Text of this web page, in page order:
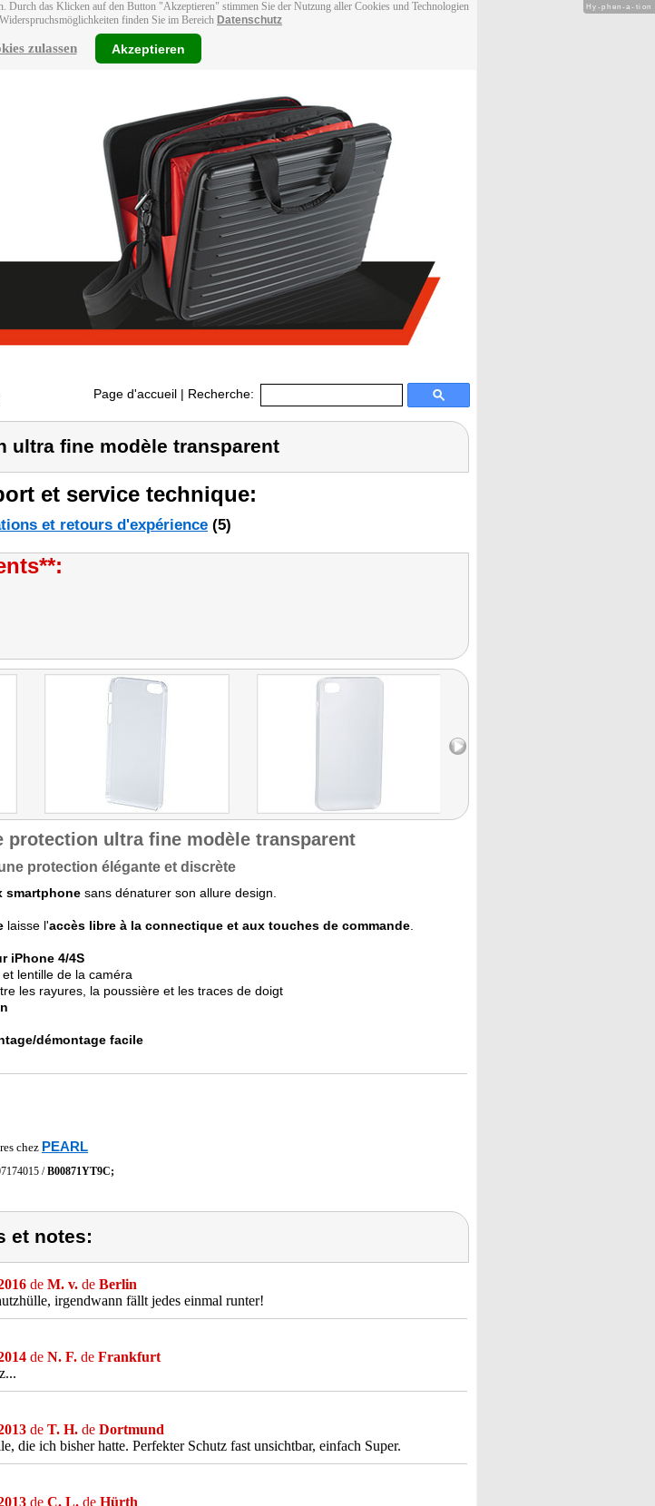
Durch das Klicken auf den Button "Akzeptieren" stimmen Sie der Nutzung aller Cookies und Technologien
finden Sie im Bereich Datenschutz
zulassen Akzeptieren
Page d'accueil | Recherche:
ultra fine modèle transparent
et service technique:
et retours d'expérience (5)
protection ultra fine modèle transparent
protection élégante et discrète
smartphone sans dénaturer son allure design.
laisse l'accès libre à la connectique et aux touches de commande
iPhone 4/4S
lentille de la caméra
les rayures, la poussière et les traces de doigt
démontage facile
chez PEARL
/B00871YT9C;
et notes:
de M. v. de Berlin
irgendwann fällt jedes einmal runter!
de N. F. de Frankfurt
de T. H. de Dortmund
die ich bisher hatte. Perfekter Schutz fast unsichtbar, einfach Super.
de C. L. de Hürth
Hy-phen-a-tion